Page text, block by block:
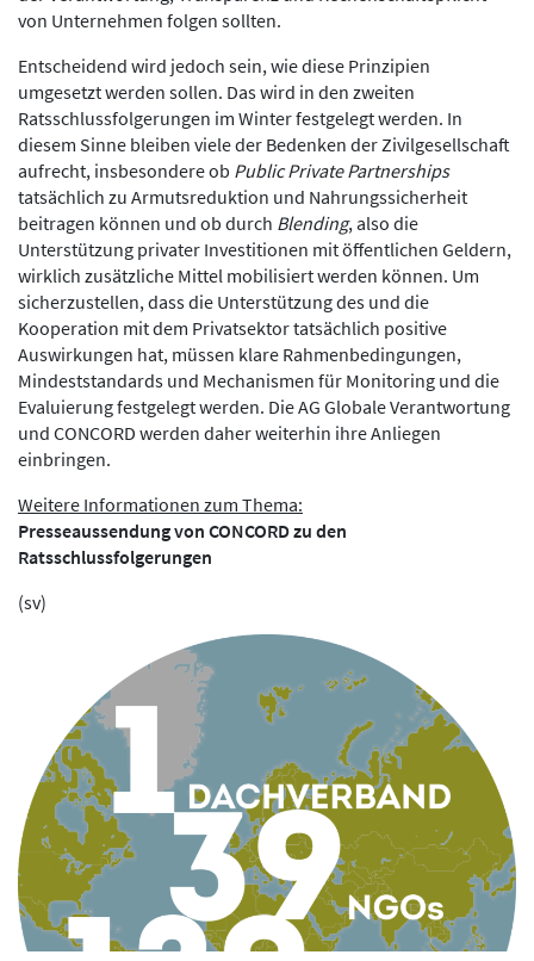
von Unternehmen folgen sollten.
Entscheidend wird jedoch sein, wie diese Prinzipien
umgesetzt werden sollen. Das wird in den zweiten
Ratsschlussfolgerungen im Winter festgelegt werden. In
diesem Sinne bleiben viele der Bedenken der Zivilgesellschaft
aufrecht, insbesondere ob Public Private Partnerships
tatsächlich zu Armutsreduktion und Nahrungssicherheit
beitragen können und ob durch Blending, also die
Unterstützung privater Investitionen mit öffentlichen Geldern,
wirklich zusätzliche Mittel mobilisiert werden können. Um
sicherzustellen, dass die Unterstützung des und die
Kooperation mit dem Privatsektor tatsächlich positive
Auswirkungen hat, müssen klare Rahmenbedingungen,
Mindeststandards und Mechanismen für Monitoring und die
Evaluierung festgelegt werden. Die AG Globale Verantwortung
und CONCORD werden daher weiterhin ihre Anliegen
einbringen.
Weitere Informationen zum Thema:
Presseaussendung von CONCORD zu den
Ratsschlussfolgerungen
(sv)